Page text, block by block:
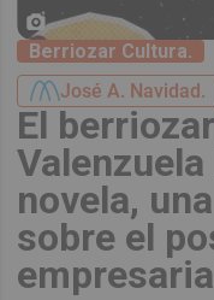
Berriozar Cultura.
José A. Navidad.
El
novela,
sobre el